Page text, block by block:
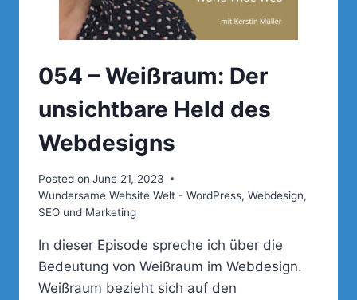
054 – Weißraum: Der
unsichtbare Held des
Webdesigns
Posted on June 21, 2023
Wundersame Website Welt - WordPress, Webdesign,
SEO und Marketing
In dieser Episode spreche ich über die
Bedeutung von Weißraum im Webdesign.
Weißraum bezieht sich auf den